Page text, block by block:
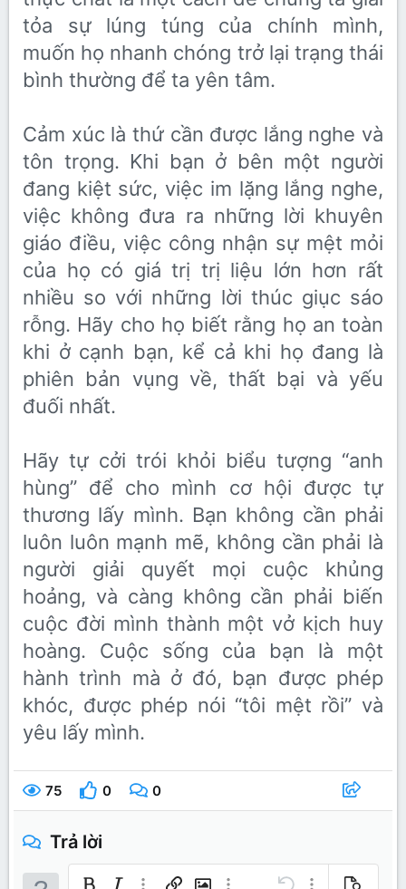
tỏa sự lúng túng của chính mình,
muốn họ nhanh chóng trở lại trạng thái
bình thường để ta yên tâm.
Cảm xúc là thứ cần được lắng nghe và
tôn trọng. Khi bạn ở bên một người
đang kiệt sức, việc im lặng lắng nghe,
việc không đưa ra những lời khuyên
giáo điều, việc công nhận sự mệt mỏi
của họ có giá trị trị liệu lớn hơn rất
nhiều so với những lời thúc giục sáo
rỗng. Hãy cho họ biết rằng họ an toàn
khi ở cạnh bạn, kể cả khi họ đang là
phiên bản vụng về, thất bại và yếu
đuối nhất.
Hãy tự cởi trói khỏi biểu tượng “anh
hùng” để cho mình cơ hội được tự
thương lấy mình. Bạn không cần phải
luôn luôn mạnh mẽ, không cần phải là
người giải quyết mọi cuộc khủng
hoảng, và càng không cần phải biến
cuộc đời mình thành một vở kịch huy
hoàng. Cuộc sống của bạn là một
hành trình mà ở đó, bạn được phép
khóc, được phép nói “tôi mệt rồi” và
yêu lấy mình.
75 0 0
Trả lời